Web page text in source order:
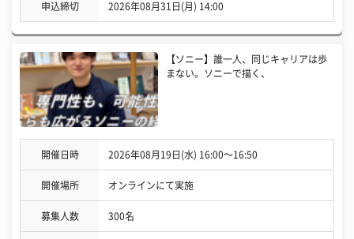
申込締切 2026年08月31日(月) 14:00
【ソニー】誰一人、同じキャリアは歩
まない。ソニーで描く、
開催日時 2026年08月19日(水) 16:00〜16:50
開催場所 オンラインにて実施
募集人数 300名